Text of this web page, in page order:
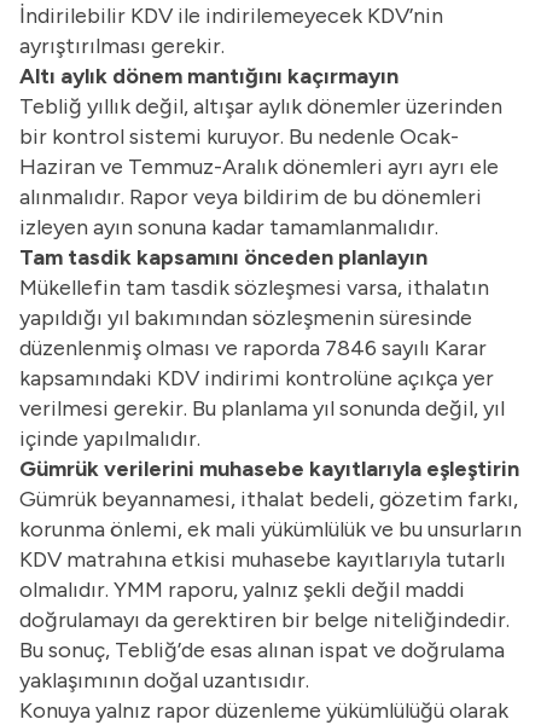
İndirilebilir KDV ile indirilemeyecek KDV’nin
ayrıştırılması gerekir.
Altı aylık dönem mantığını kaçırmayın
Tebliğ yıllık değil, altışar aylık dönemler üzerinden
bir kontrol sistemi kuruyor. Bu nedenle Ocak-
Haziran ve Temmuz-Aralık dönemleri ayrı ayrı ele
alınmalıdır. Rapor veya bildirim de bu dönemleri
izleyen ayın sonuna kadar tamamlanmalıdır.
Tam tasdik kapsamını önceden planlayın
Mükellefin tam tasdik sözleşmesi varsa, ithalatın
yapıldığı yıl bakımından sözleşmenin süresinde
düzenlenmiş olması ve raporda 7846 sayılı Karar
kapsamındaki KDV indirimi kontrolüne açıkça yer
verilmesi gerekir. Bu planlama yıl sonunda değil, yıl
içinde yapılmalıdır.
Gümrük verilerini muhasebe kayıtlarıyla eşleştirin
Gümrük beyannamesi, ithalat bedeli, gözetim farkı,
korunma önlemi, ek mali yükümlülük ve bu unsurların
KDV matrahına etkisi muhasebe kayıtlarıyla tutarlı
olmalıdır. YMM raporu, yalnız şekli değil maddi
doğrulamayı da gerektiren bir belge niteliğindedir.
Bu sonuç, Tebliğ’de esas alınan ispat ve doğrulama
yaklaşımının doğal uzantısıdır.
Konuya yalnız rapor düzenleme yükümlülüğü olarak